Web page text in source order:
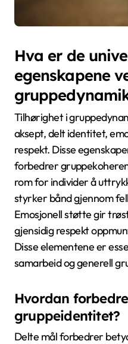
Hva er de
egenskapene
Tilhørighet i
aksept, delt identitet,
respekt. Disse
forbedrer
rom for individer å
styrker bånd gjennom
Emosjonell støtte gir
gjensidig respekt
Disse elementene er
samarbeid og generell
Hvordan
gruppeidentitet?
Delte mål forbedrer